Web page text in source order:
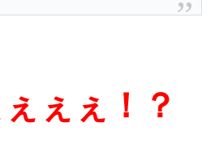
ぇぇ！？